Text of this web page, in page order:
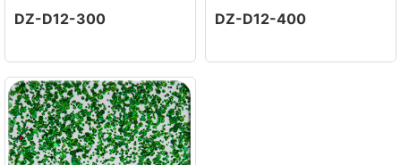
DZ-D12-300 DZ-D12-400